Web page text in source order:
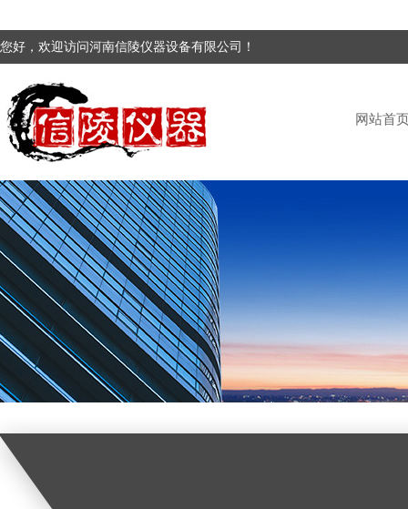
您好，欢迎访问河南信陵仪器设备有限公司！
网站首